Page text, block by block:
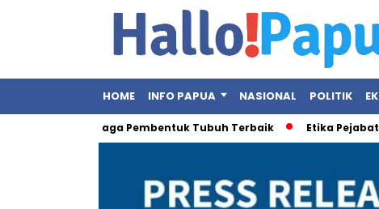
HOME INFO PAPUA NASIONAL POLITIK
Olahraga Pembentuk Tubuh Terbaik Etika Pejabat Publik